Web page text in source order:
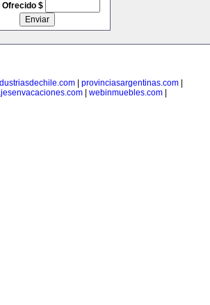
Ofrecido $
provinciasargentinas.com
webinmuebles.com